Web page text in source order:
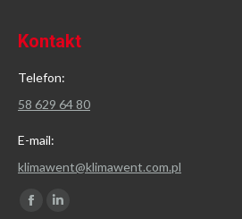
Kontakt
Telefon:
58 629 64 80
E-mail:
klimawent@klimawent.com.pl
Znajdź nas na:
FacebookLinkedin